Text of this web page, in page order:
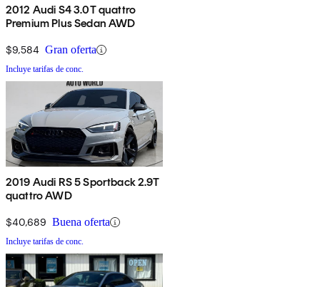
2012 Audi S4 3.0T quattro
Premium Plus Sedan AWD
$9,584 Gran oferta
Incluye tarifas de conc.
2019 Audi RS 5 Sportback 2.9T
quattro AWD
$40,689 Buena oferta
Incluye tarifas de conc.